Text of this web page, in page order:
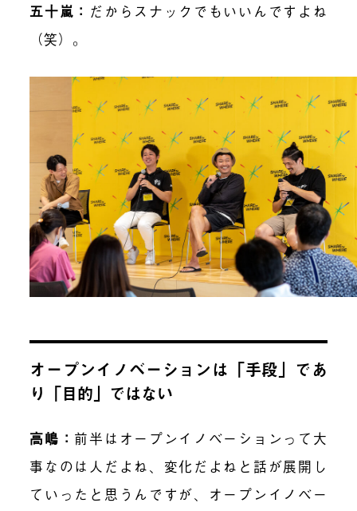
五十嵐 ： だからスナックでもいいんですよね
（笑）。
オープンイノベーションは「手段」であ
り「目的」ではない
高嶋 ： 前半はオープンイノベーションって大
事なのは人だよね、変化だよねと話が展開し
ていったと思うんですが、オープンイノベー